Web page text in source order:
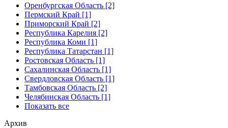
Оренбургская Область [2]
Пермский Край [1]
Приморский Край [2]
Республика Карелия [2]
Республика Коми [1]
Республика Татарстан [1]
Ростовская Область [1]
Сахалинская Область [1]
Свердловская Область [1]
Тамбовская Область [2]
Челябинская Область [1]
Показать все
Архив